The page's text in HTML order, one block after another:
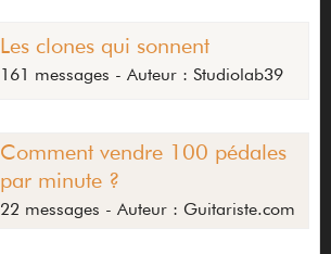
Les clones qui sonnent
161 messages - Auteur : Studiolab39
Comment vendre 100 pédales
par minute ?
22 messages - Auteur : Guitariste.com